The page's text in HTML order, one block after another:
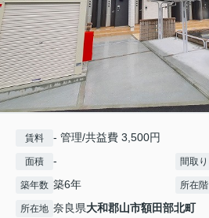
賃料 - 管理/共益費 3,500円
面積 - 間取り
築年数 築6年 所在階
所在地 奈良県大和郡山市額田部北町